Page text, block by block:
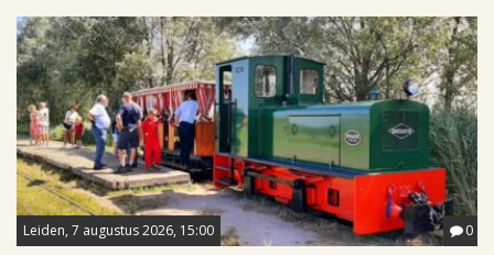
Leiden, 7 augustus 2026, 15:00 0